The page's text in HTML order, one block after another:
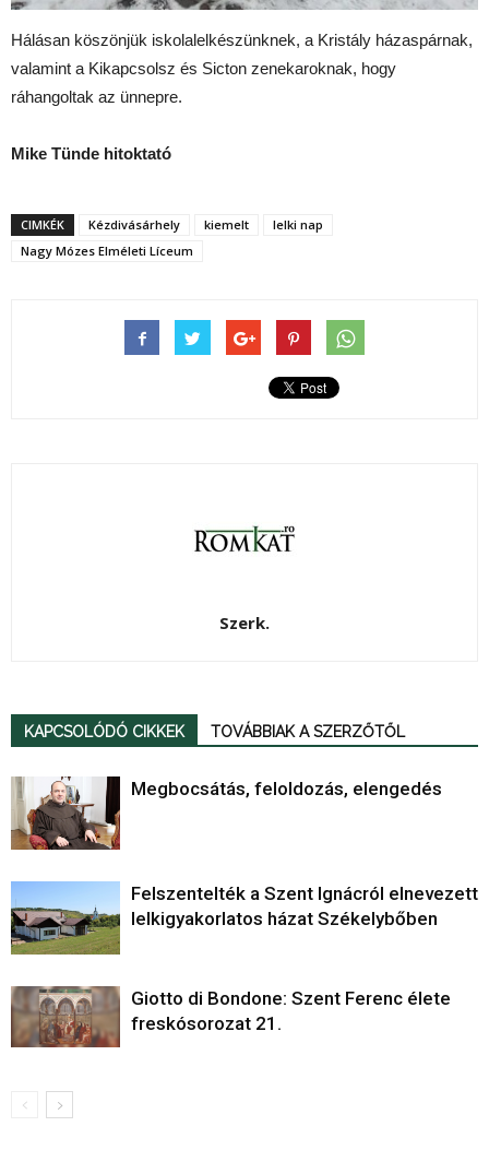
Hálásan köszönjük iskolalelkészünknek, a Kristály házaspárnak,
valamint a Kikapcsolsz és Sicton zenekaroknak, hogy
ráhangoltak az ünnepre.
Mike Tünde hitoktató
CIMKÉK Kézdivásárhely kiemelt
lelki nap
Nagy Mózes Elméleti Líceum
Szerk.
KAPCSOLÓDÓ CIKKEK TOVÁBBIAK A SZERZŐTŐL
Megbocsátás, feloldozás, elengedés
Felszentelték a Szent Ignácról elnevezett
lelkigyakorlatos házat Székelybőben
Giotto di Bondone: Szent Ferenc élete
freskósorozat 21.